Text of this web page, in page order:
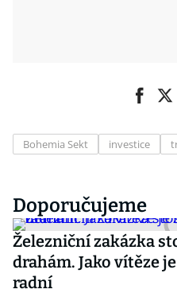
Bohemia Sekt investice
Doporučujeme
Železniční zakázka
drahám. Jako vítěze
radní